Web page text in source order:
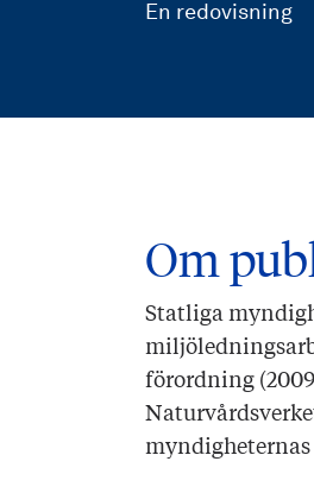
En redovisning
Om
Statliga
förordning